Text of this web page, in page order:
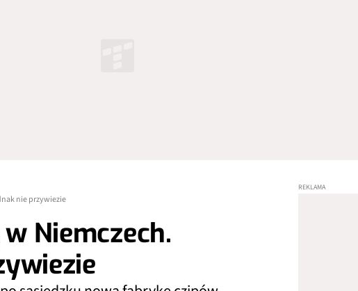
nie przywiezie
Niemczech.